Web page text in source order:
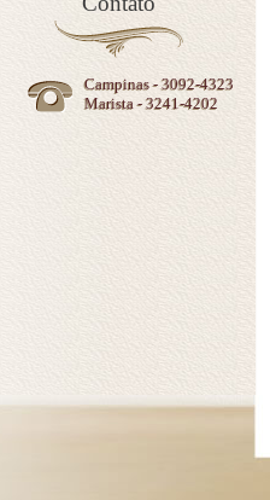
Campinas - 3092-4323
Marista - 3241-4202